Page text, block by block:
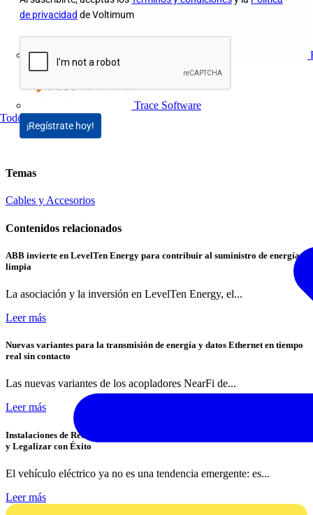
Trace Software
Todos los socios
de privacidad de Voltimum
¡Regístrate hoy!
Temas
Cables y Accesorios
Contenidos relacionados
ABB invierte en LevelTen Energy para contribuir al suministro de energía
limpia
La asociación y la inversión en LevelTen Energy, el...
Leer más
Nuevas variantes para la transmisión de energía y datos Ethernet en tiempo
real sin contacto
Las nuevas variantes de los acopladores NearFi de...
Leer más
Instalaciones de Recarga para Vehículo Eléctrico: Cómo Instalar, Verificar
y Legalizar con Éxito
El vehículo eléctrico ya no es una tendencia emergente: es...
Leer más